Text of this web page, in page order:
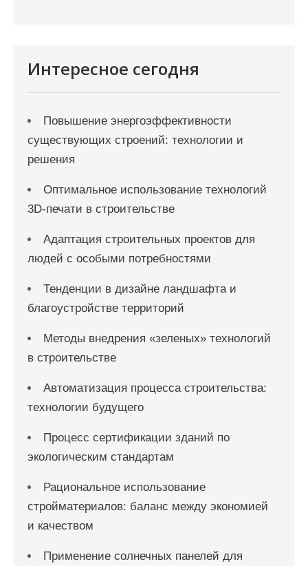
Интересное сегодня
Повышение энергоэффективности
существующих строений: технологии и
решения
Оптимальное использование технологий
3D-печати в строительстве
Адаптация строительных проектов для
людей с особыми потребностями
Тенденции в дизайне ландшафта и
благоустройстве территорий
Методы внедрения «зеленых» технологий
в строительстве
Автоматизация процесса строительства:
технологии будущего
Процесс сертификации зданий по
экологическим стандартам
Рациональное использование
стройматериалов: баланс между экономией
и качеством
Применение солнечных панелей для